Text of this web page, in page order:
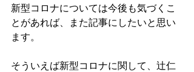
新型コロナについては今後も気づくこ
とがあれば、また記事にしたいと思い
ます。
そういえば新型コロナに関して、辻仁